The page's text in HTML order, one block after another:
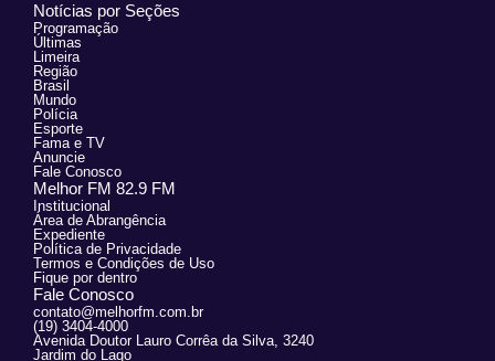
Notícias por Seções
Programação
Últimas
Limeira
Região
Brasil
Mundo
Polícia
Esporte
Fama e TV
Anuncie
Fale Conosco
Melhor FM 82.9 FM
Institucional
Área de Abrangência
Expediente
Política de Privacidade
Termos e Condições de Uso
Fique por dentro
Fale Conosco
contato@melhorfm.com.br
(19) 3404-4000
Avenida Doutor Lauro Corrêa da Silva, 3240
Jardim do Lago